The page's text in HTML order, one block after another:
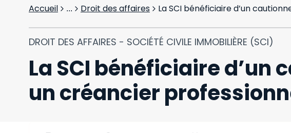
Accueil ... Droit des affaires
DROIT DES AFFAIRES - SOCIÉTÉ CIVILE IMMOBILIÈRE (SCI)
La SCI bénéficiaire
un créancier